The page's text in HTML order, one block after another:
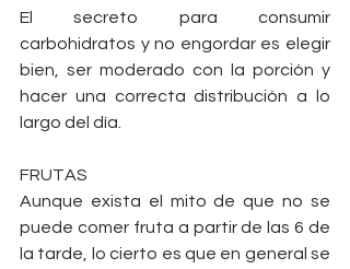
El secreto para consumir
carbohidratos y no engordar es elegir
bien, ser moderado con la porción y
hacer una correcta distribución a lo
largo del día.
FRUTAS
Aunque exista el mito de que no se
puede comer fruta a partir de las 6 de
la tarde, lo cierto es que en general se